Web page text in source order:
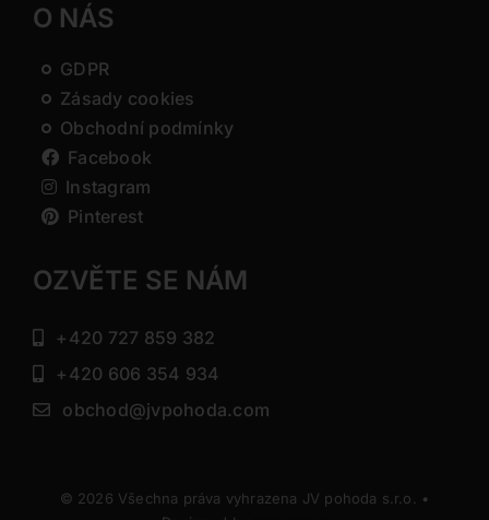
O NÁS
GDPR
Zásady cookies
Obchodní podmínky
Facebook
Instagram
Pinterest
OZVĚTE SE NÁM
+420 727 859 382
+420 606 354 934
obchod@jvpohoda.com
© 2026 Všechna práva vyhrazena JV pohoda s.r.o. •